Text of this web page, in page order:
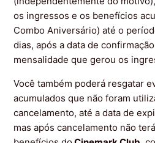
os ingressos e os benefícios
Combo Aniversário) até o
dias, após a data de
mensalidade que gerou os
Você também poderá resgatar
acumulados que não foram
cancelamento, até a data de
mas após cancelamento não